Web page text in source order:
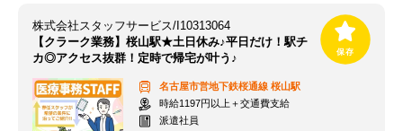
株式会社スタッフサービス/I10313064
【クラーク業務】桜山駅★土日休み♪平日だけ！駅チ
カ◎アクセス抜群！定時で帰宅が叶う♪
名古屋市営地下鉄桜通線 桜山駅
時給1197円以上＋交通費支給
派遣社員